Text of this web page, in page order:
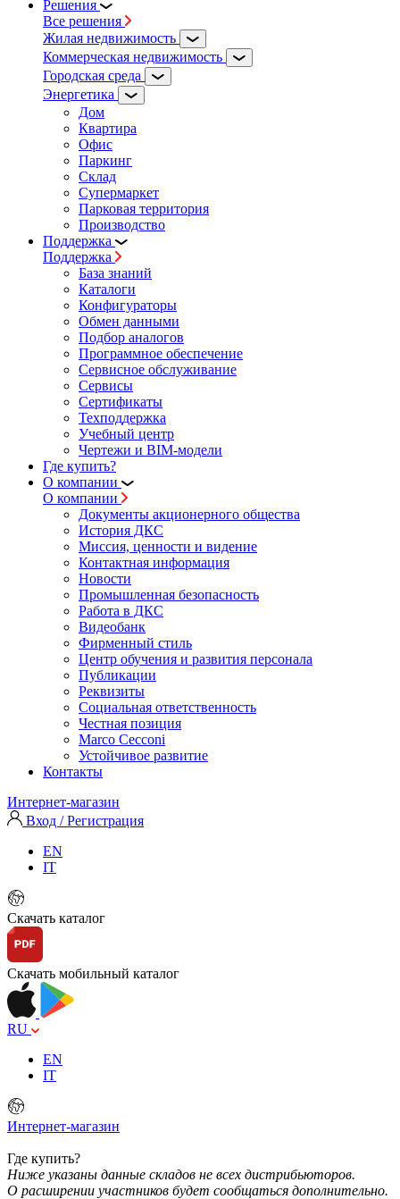
Решения
Все решения
Жилая недвижимость
Коммерческая недвижимость
Городская среда
Энергетика
Дом
Квартира
Офис
Паркинг
Склад
Супермаркет
Парковая территория
Производство
Поддержка
Поддержка
База знаний
Каталоги
Конфигураторы
Обмен данными
Подбор аналогов
Программное обеспечение
Сервисное обслуживание
Сервисы
Сертификаты
Техподдержка
Учебный центр
Чертежи и BIM-модели
Где купить?
О компании
О компании
Документы акционерного общества
История ДКС
Миссия, ценности и видение
Контактная информация
Новости
Промышленная безопасность
Работа в ДКС
Видеобанк
Фирменный стиль
Центр обучения и развития персонала
Публикации
Реквизиты
Социальная ответственность
Честная позиция
Marco Cecconi
Устойчивое развитие
Контакты
Интернет-магазин
Вход / Регистрация
EN
IT
Скачать каталог
Скачать мобильный каталог
RU
EN
IT
Интернет-магазин
Где купить?
Ниже указаны данные складов не всех дистрибьюторов.
О расширении участников будет сообщаться дополнительно.